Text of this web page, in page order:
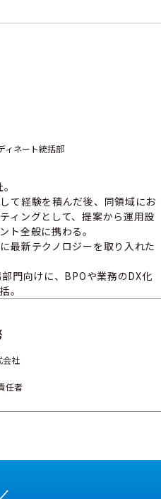
ィネート統括部
て経験を積んだ後、同領域にお
ィングとして、提案から運用設
ト全般に携わる。
最新テクノロジーを取り入れた
門向けに、BPOや業務のDX化
。
会社
任者